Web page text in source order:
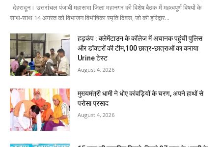
देहरादून। उत्तरांचल पंजाबी महासभा जिला महानगर की विशेष बैठक में महत्वपूर्ण विषयों के
साथ-साथ 14 अगस्त को विभाजन विभीषिका स्मृति दिवस, जो की हरिद्वार...
हड़कंप : क्लेमेंटाउन के कॉलेज में अचानक पहुंची पुलिस
और डॉक्टरों की टीम,100 छात्र-छात्राओं का कराया
Urine टेस्ट
August 4, 2026
मुख्यमंत्री धामी ने धोए कांवड़ियों के चरण, अपने हाथों से
परोसा प्रसाद
August 4, 2026